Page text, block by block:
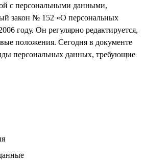
с персональными данными,
закон № 152 «О персональных
году. Он регулярно редактируется,
положения. Сегодня в документе
персональных данных, требующие